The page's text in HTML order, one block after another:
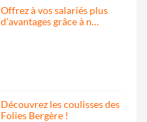
Offrez à vos salariés plus
d’avantages grâce à n…
Découvrez les coulisses des
Folies Bergère !